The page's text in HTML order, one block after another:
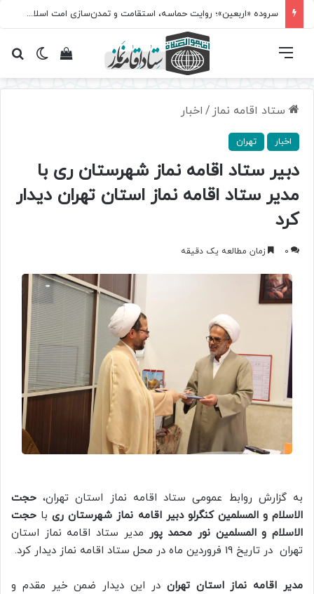
سروده‌ «اربعین»؛ روایت حماسه، استقامت و تمدن‌سازی امت اسلامی
تغییرمشاهده فهرست
ستاد اقامه نماز / اخبار
اخبار تهران
دبیر ستاد اقامه نماز شهرستان ری با
مدیر ستاد اقامه نماز استان تهران دیدار
کرد
0 زمان مطالعه یک دقیقه
به گزارش روابط عمومی ستاد اقامه نماز استان تهران، حجت
الاسلام و المسلمین کنگرلو دبیر اقامه نماز شهرستان ریبا حجت
الاسلام و المسلمین نور محمد پور مدیر ستاد اقامه نماز استان
تهران در تاریخ 19 فروردین ماه در محل ستاد اقامه نماز دیدار کرد.
مدیر اقامه نماز استان تهران در این دیدار ضمن خیر مقدم و